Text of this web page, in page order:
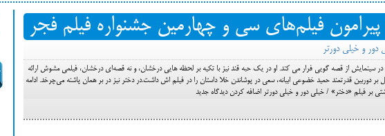
فهرست فیلم‌های بخش مسابقه جشنواره فیلم ونیز ۲۰۲۲ مشخص شد، سهم پررنگ
کرملین از جشنواره کن، راه برای مستقل‌ها
فیلم‌های سی و چهارمین جشنواره فیلم فجر
دور و خیلی دورتر
در سینمایش از قصه گویی فرار می کند. او در یک حبه قند نیز با تکیه بر لحظه هایی درخشان، و نه قصه‌ای درخشان، فیلمی مشوش ارائه
بر دوربین قدرتمند حمید خضوعی ابیانه، سعی در پوشاندن خلا داستان را در فیلم اش داشت.در دختر نیز در بر همان پاشنه می‌چرخد. ادامه
بر فیلم «دختر» / خیلی دور و خیلی دورتر اضافه کردن دیدگاه جدید